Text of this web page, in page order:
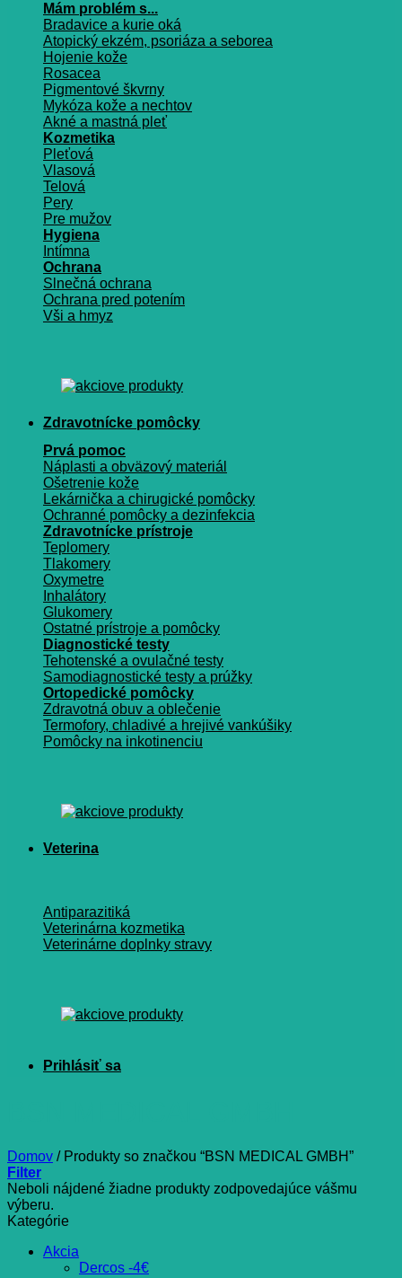
Mám problém s...
Bradavice a kurie oká
Atopický ekzém, psoriáza a seborea
Hojenie kože
Rosacea
Pigmentové škvrny
Mykóza kože a nechtov
Akné a mastná pleť
Kozmetika
Pleťová
Vlasová
Telová
Pery
Pre mužov
Hygiena
Intímna
Ochrana
Slnečná ochrana
Ochrana pred potením
Vši a hmyz
Zdravotnícke pomôcky
Prvá pomoc
Náplasti a obväzový materiál
Ošetrenie kože
Lekárnička a chirugické pomôcky
Ochranné pomôcky a dezinfekcia
Zdravotnícke prístroje
Teplomery
Tlakomery
Oxymetre
Inhalátory
Glukomery
Ostatné prístroje a pomôcky
Diagnostické testy
Tehotenské a ovulačné testy
Samodiagnostické testy a prúžky
Ortopedické pomôcky
Zdravotná obuv a oblečenie
Termofory, chladivé a hrejivé vankúšiky
Pomôcky na inkotinenciu
Veterina
Antiparazitiká
Veterinárna kozmetika
Veterinárne doplnky stravy
Domov /Produkty so značkou “BSN MEDICAL GMBH”
Filter
Neboli nájdené žiadne produkty zodpovedajúce vášmu
výberu.
Kategórie
Akcia
Dercos -4€